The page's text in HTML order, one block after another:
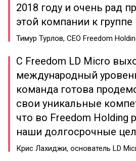
2018 году и очень рад
этой компании к группе
Тимур Турлов, CEO Freedom
С Freedom LD Micro
международный
команда готова
свои уникальные
что во Freedom Holding
наши долгосрочные
Крис Лахиджи, основатель LD